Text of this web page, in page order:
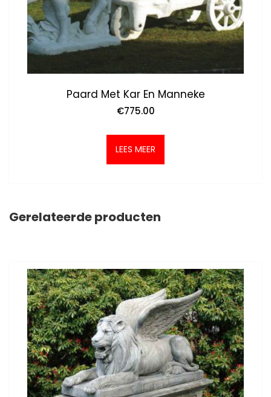
Paard Met Kar En Manneke
€775.00
LEES MEER
Gerelateerde producten